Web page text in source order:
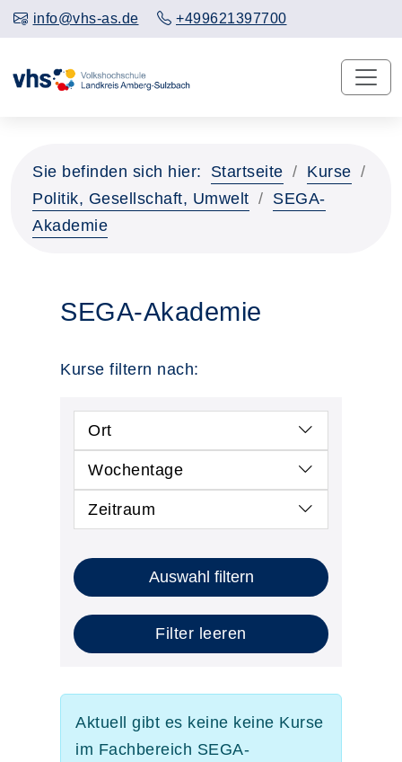
info@vhs-as.de +499621397700
Sie befinden sich hier: Startseite
Kurse
Politik, Gesellschaft, Umwelt
SEGA-
Akademie
SEGA-Akademie
Kurse filtern nach:
Ort
Wochentage
Zeitraum
Auswahl filtern
Filter leeren
Aktuell gibt es keine keine Kurse
im Fachbereich SEGA-